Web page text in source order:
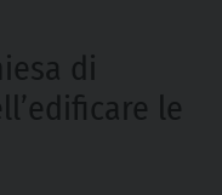
di
le